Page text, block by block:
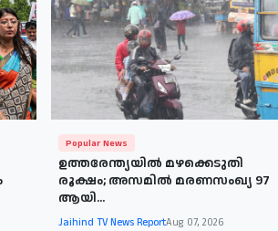
Popular News
ഉത്തരേന്ത്യയിൽ മഴക്കെടുതി
രൂക്ഷം; അസമിൽ മരണസംഖ്യ 97
ആയി...
Jaihind TV News ReportAug 07, 2026